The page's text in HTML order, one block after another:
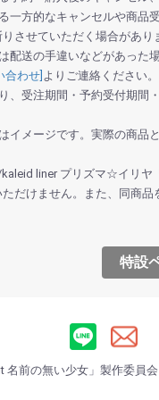
一方的なキャンセルや商品
させていただく場合があり
配送の手違いなどがあった
合わせ] よりご連絡ください。
、受注期間・予約受付期間
イメージです。実際の商品
liner プリズマ☆イリヤ
だけません。また、同商
特設
名前の無い少女」製作委員会